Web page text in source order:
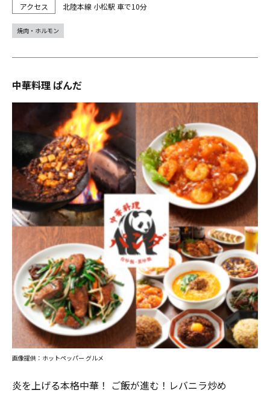
北陸本線 小松駅 車で10分
焼肉・ホルモン
中華料理 ぱんだ
炎を上げる本格中華！ ご飯が進む！レバニラ炒め
画像提供：ホットペッパー グルメ